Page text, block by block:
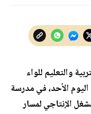
والتعليم للواء
الأحد، في مدرسة
الإنتاجي لمسار